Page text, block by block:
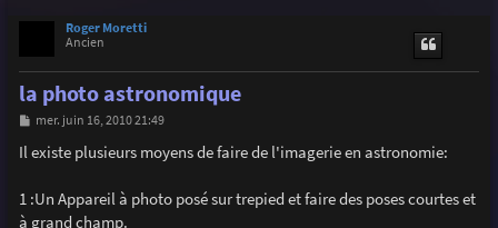
Roger Moretti
Ancien
la photo astronomique
M
s
s
g
e
mer. juin 16, 2010 21:49
Il existe plusieurs moyens de faire de l'imagerie en astronomie:
1 :Un Appareil à photo posé sur trepied et faire des poses courtes et
à grand champ.